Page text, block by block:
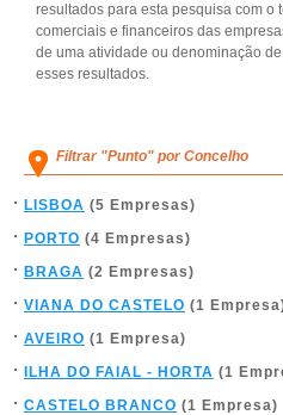
resultados para esta pesquisa com o
comerciais e financeiros das
de uma atividade ou denominação
esses resultados.
Filtrar "Punto" por Concelho
LISBOA (5 Empresas)
PORTO (4 Empresas)
BRAGA (2 Empresas)
VIANA DO CASTELO (1
AVEIRO (1 Empresa)
ILHA DO FAIAL - HORTA (1
CASTELO BRANCO (1 Empresa)